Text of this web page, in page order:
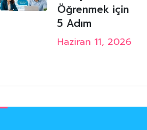
Öğrenmek için
5 Adım
Haziran 11, 2026